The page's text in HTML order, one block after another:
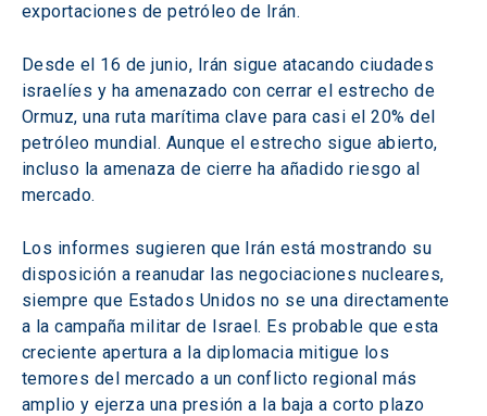
exportaciones de petróleo de Irán.
Desde el 16 de junio, Irán sigue atacando ciudades
israelíes y ha amenazado con cerrar el estrecho de
Ormuz, una ruta marítima clave para casi el 20% del
petróleo mundial. Aunque el estrecho sigue abierto,
incluso la amenaza de cierre ha añadido riesgo al
mercado.
Los informes sugieren que Irán está mostrando su
disposición a reanudar las negociaciones nucleares,
siempre que Estados Unidos no se una directamente
a la campaña militar de Israel. Es probable que esta
creciente apertura a la diplomacia mitigue los
temores del mercado a un conflicto regional más
amplio y ejerza una presión a la baja a corto plazo